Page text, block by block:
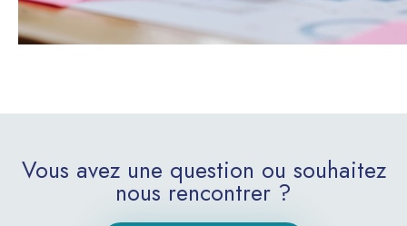
Vous avez une question ou souhaitez
nous rencontrer ?